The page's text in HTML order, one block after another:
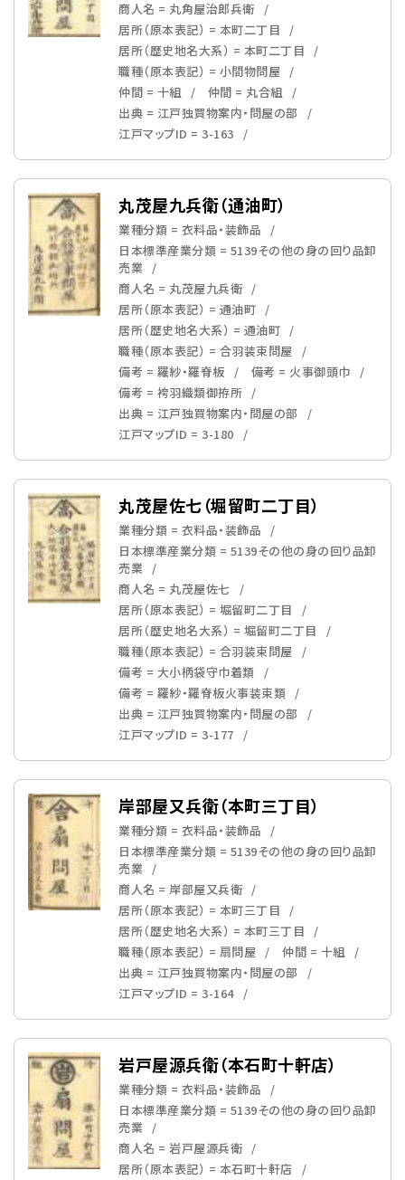
商人名 = 丸角屋治郎兵衛
居所（原本表記） = 本町二丁目
居所（歴史地名大系） = 本町二丁目
職種（原本表記） = 小間物問屋
仲間 = 十組
仲間 = 丸合組
出典 = 江戸独買物案内・問屋の部
江戸マップID = 3-163
丸茂屋九兵衛（通油町）
業種分類 = 衣料品・装飾品
日本標準産業分類 = 5139その他の身の回り品卸
売業
商人名 = 丸茂屋九兵衛
居所（原本表記） = 通油町
居所（歴史地名大系） = 通油町
職種（原本表記） = 合羽装束問屋
備考 = 羅紗・羅脊板
備考 = 火事御頭巾
備考 = 袴羽織類御拵所
出典 = 江戸独買物案内・問屋の部
江戸マップID = 3-180
丸茂屋佐七（堀留町二丁目）
業種分類 = 衣料品・装飾品
日本標準産業分類 = 5139その他の身の回り品卸
売業
商人名 = 丸茂屋佐七
居所（原本表記） = 堀留町二丁目
居所（歴史地名大系） = 堀留町二丁目
職種（原本表記） = 合羽装束問屋
備考 = 大小柄袋守巾着類
備考 = 羅紗・羅脊板火事装束類
出典 = 江戸独買物案内・問屋の部
江戸マップID = 3-177
岸部屋又兵衛（本町三丁目）
業種分類 = 衣料品・装飾品
日本標準産業分類 = 5139その他の身の回り品卸
売業
商人名 = 岸部屋又兵衛
居所（原本表記） = 本町三丁目
居所（歴史地名大系） = 本町三丁目
職種（原本表記） = 扇問屋
仲間 = 十組
出典 = 江戸独買物案内・問屋の部
江戸マップID = 3-164
岩戸屋源兵衛（本石町十軒店）
業種分類 = 衣料品・装飾品
日本標準産業分類 = 5139その他の身の回り品卸
売業
商人名 = 岩戸屋源兵衛
居所（原本表記） = 本石町十軒店